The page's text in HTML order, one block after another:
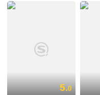
5.0